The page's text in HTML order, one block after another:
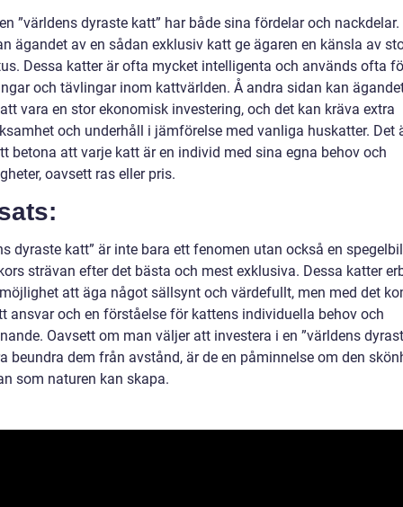
”världens dyraste katt” har både sina fördelar och nackdelar.
ägandet av en sådan exklusiv katt ge ägaren en känsla av
Dessa katter är ofta mycket intelligenta och används ofta
och tävlingar inom kattvärlden. Å andra sidan kan
vara en stor ekonomisk investering, och det kan kräva extra
och underhåll i jämförelse med vanliga huskatter. Det
betona att varje katt är en individ med sina egna behov och
oavsett ras eller pris.
dyraste katt” är inte bara ett fenomen utan också en
strävan efter det bästa och mest exklusiva. Dessa katter
att äga något sällsynt och värdefullt, men med det
ansvar och en förståelse för kattens individuella behov och
Oavsett om man väljer att investera i en ”världens
beundra dem från avstånd, är de en påminnelse om den
som naturen kan skapa.